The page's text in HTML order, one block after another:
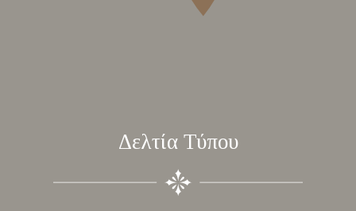
Δελτία Τύπου